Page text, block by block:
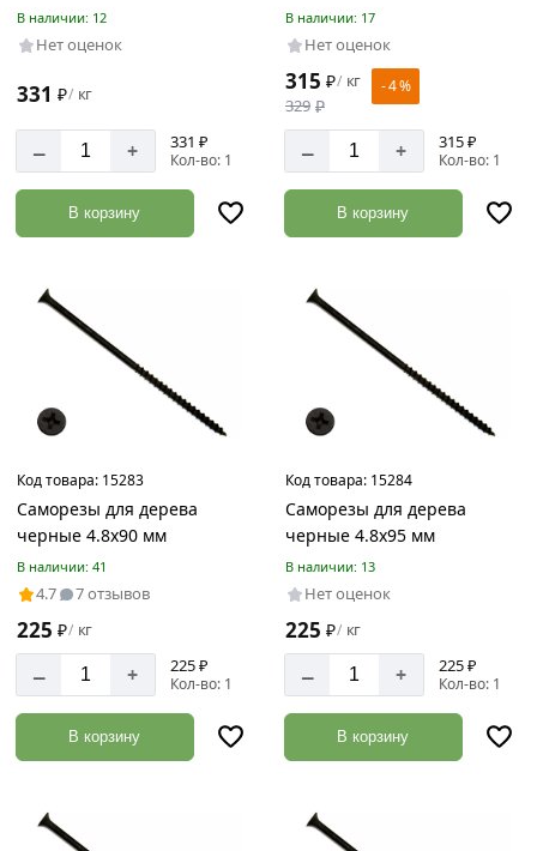
В наличии: 12
Нет оценок
331 ₽/ кг
– + 331 ₽
Кол-во: 1
В корзину
В наличии: 17
Нет оценок
315 ₽/ кг
329 ₽
- 4 %
– + 315 ₽
Кол-во: 1
В корзину
Код товара: 15283
Саморезы для дерева
черные 4.8х90 мм
В наличии: 41
4.7 7 отзывов
225 ₽/ кг
– + 225 ₽
Кол-во: 1
В корзину
Код товара: 15284
Саморезы для дерева
черные 4.8х95 мм
В наличии: 13
Нет оценок
225 ₽/ кг
– + 225 ₽
Кол-во: 1
В корзину